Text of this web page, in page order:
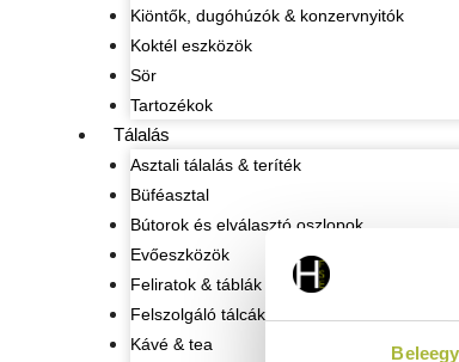
Kiöntők, dugóhúzók & konzervnyitók
Koktél eszközök
Sör
Tartozékok
Tálalás
Asztali tálalás & teríték
Büféasztal
Bútorok és elválasztó oszlopok
Evőeszközök
Feliratok & táblák
Felszolgáló tálcák
Kávé & tea